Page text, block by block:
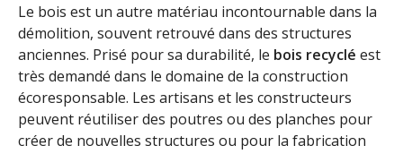
Le bois est un autre matériau incontournable dans la
démolition, souvent retrouvé dans des structures
anciennes. Prisé pour sa durabilité, le bois recyclé est
très demandé dans le domaine de la construction
écoresponsable. Les artisans et les constructeurs
peuvent réutiliser des poutres ou des planches pour
créer de nouvelles structures ou pour la fabrication